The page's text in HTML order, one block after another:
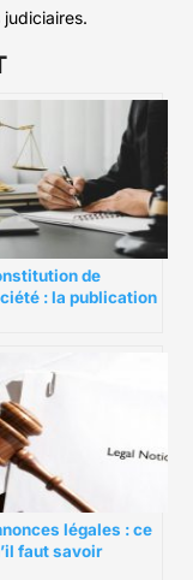
de
: la publication
légales : ce
faut savoir